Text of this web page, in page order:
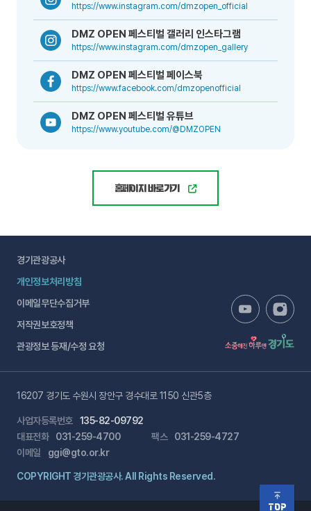
https://www.instagram.com/dmzopen_official
DMZ OPEN 페스티벌 갤러리 인스타그램
https://www.instagram.com/dmzopen_gallery
DMZ OPEN 페스티벌 페이스북
https://www.facebook.com/dmzopenofficial
DMZ OPEN 페스티벌 유튜브
https://www.youtube.com/@DMZOPEN
홈페이지 바로가기
TOP
경기관광공사
개인정보처리방침
이메일무단수집거부
저작권보호정책
관광정보 등재/수정 요청
16207 경기도 수원시 장안구 경수대로 1150 신관5층
사업자등록번호
135-82-09792
대표전화
031-259-4700 팩스
031-259-4727
이메일
ggi@gto.or.kr
COPYRIGHT 경기관광공사. All Rights Reserved.